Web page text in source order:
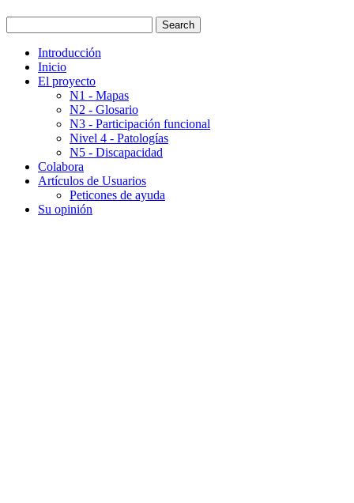
Introducción
Inicio
El proyecto
N1 - Mapas
N2 - Glosario
N3 - Participación funcional
Nivel 4 - Patologías
N5 - Discapacidad
Colabora
Artículos de Usuarios
Peticones de ayuda
Su opinión